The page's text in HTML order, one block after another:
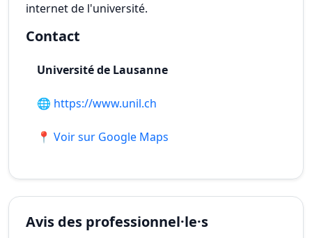
internet de l'université.
Contact
Université de Lausanne
🌐 https://www.unil.ch
📍 Voir sur Google Maps
Avis des professionnel·le·s